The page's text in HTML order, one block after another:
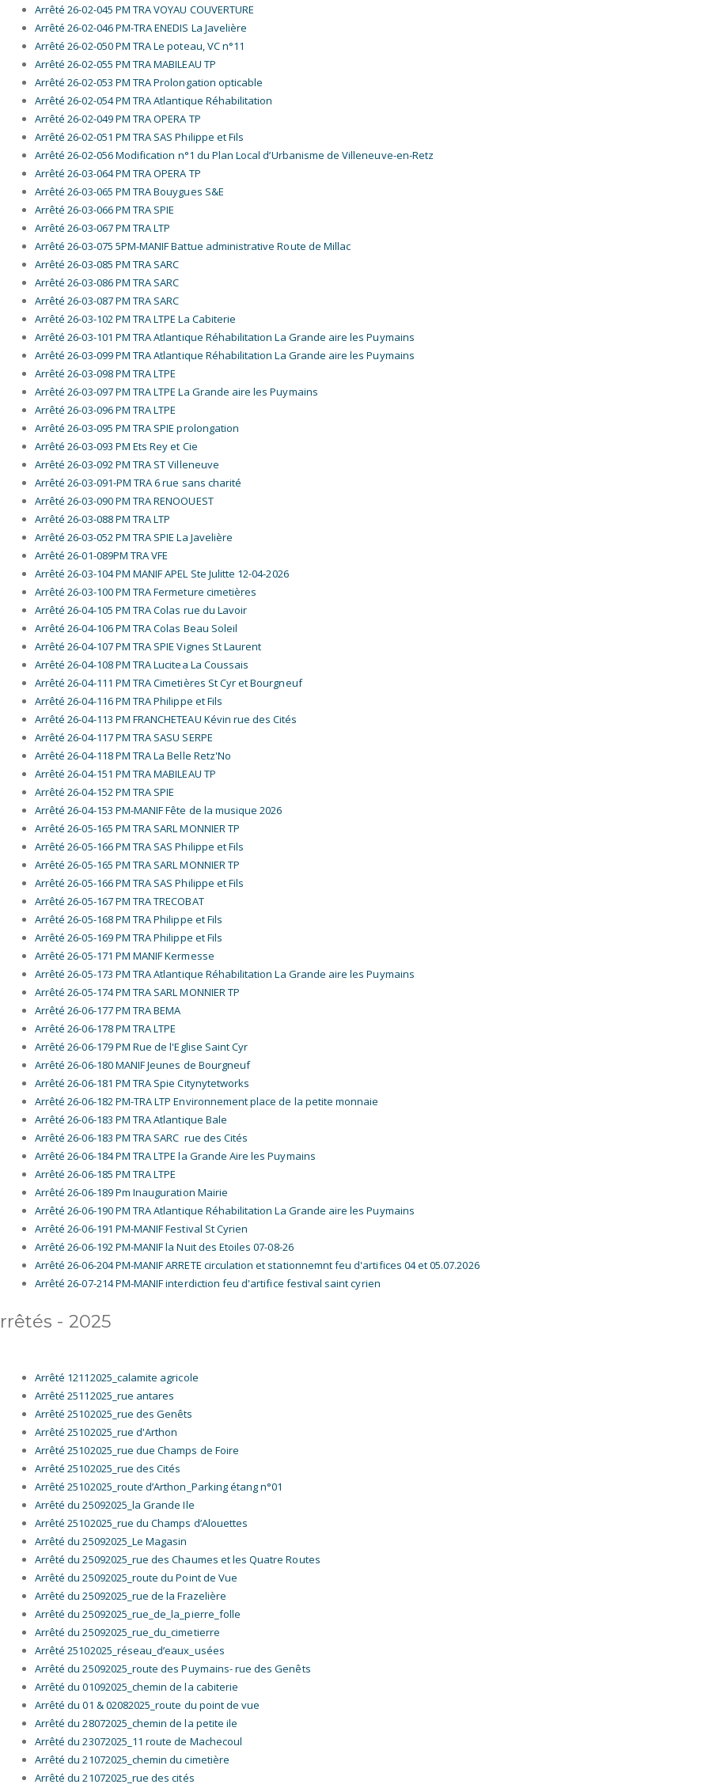
Arrêté 26-02-045 PM TRA VOYAU COUVERTURE
Arrêté 26-02-046 PM-TRA ENEDIS La Javelière
Arrêté 26-02-050 PM TRA Le poteau, VC n°11
Arrêté 26-02-055 PM TRA MABILEAU TP
Arrêté 26-02-053 PM TRA Prolongation opticable
Arrêté 26-02-054 PM TRA Atlantique Réhabilitation
Arrêté 26-02-049 PM TRA OPERA TP
Arrêté 26-02-051 PM TRA SAS Philippe et Fils
Arrêté 26-02-056 Modification n°1 du Plan Local d’Urbanisme de Villeneuve-en-Retz
Arrêté 26-03-064 PM TRA OPERA TP
Arrêté 26-03-065 PM TRA Bouygues S&E
Arrêté 26-03-066 PM TRA SPIE
Arrêté 26-03-067 PM TRA LTP
Arrêté 26-03-075 5PM-MANIF Battue administrative Route de Millac
Arrêté 26-03-085 PM TRA SARC
Arrêté 26-03-086 PM TRA SARC
Arrêté 26-03-087 PM TRA SARC
Arrêté 26-03-102 PM TRA LTPE La Cabiterie
Arrêté 26-03-101 PM TRA Atlantique Réhabilitation La Grande aire les Puymains
Arrêté 26-03-099 PM TRA Atlantique Réhabilitation La Grande aire les Puymains
Arrêté 26-03-098 PM TRA LTPE
Arrêté 26-03-097 PM TRA LTPE La Grande aire les Puymains
Arrêté 26-03-096 PM TRA LTPE
Arrêté 26-03-095 PM TRA SPIE prolongation
Arrêté 26-03-093 PM Ets Rey et Cie
Arrêté 26-03-092 PM TRA ST Villeneuve
Arrêté 26-03-091-PM TRA 6 rue sans charité
Arrêté 26-03-090 PM TRA RENOOUEST
Arrêté 26-03-088 PM TRA LTP
Arrêté 26-03-052 PM TRA SPIE La Javelière
Arrêté 26-01-089PM TRA VFE
Arrêté 26-03-104 PM MANIF APEL Ste Julitte 12-04-2026
Arrêté 26-03-100 PM TRA Fermeture cimetières
Arrêté 26-04-105 PM TRA Colas rue du Lavoir
Arrêté 26-04-106 PM TRA Colas Beau Soleil
Arrêté 26-04-107 PM TRA SPIE Vignes St Laurent
Arrêté 26-04-108 PM TRA Lucitea La Coussais
Arrêté 26-04-111 PM TRA Cimetières St Cyr et Bourgneuf
Arrêté 26-04-116 PM TRA Philippe et Fils
Arrêté 26-04-113 PM FRANCHETEAU Kévin rue des Cités
Arrêté 26-04-117 PM TRA SASU SERPE
Arrêté 26-04-118 PM TRA La Belle Retz'No
Arrêté 26-04-151 PM TRA MABILEAU TP
Arrêté 26-04-152 PM TRA SPIE
Arrêté 26-04-153 PM-MANIF Fête de la musique 2026
Arrêté 26-05-165 PM TRA SARL MONNIER TP
Arrêté 26-05-166 PM TRA SAS Philippe et Fils
Arrêté 26-05-165 PM TRA SARL MONNIER TP
Arrêté 26-05-166 PM TRA SAS Philippe et Fils
Arrêté 26-05-167 PM TRA TRECOBAT
Arrêté 26-05-168 PM TRA Philippe et Fils
Arrêté 26-05-169 PM TRA Philippe et Fils
Arrêté 26-05-171 PM MANIF Kermesse
Arrêté 26-05-173 PM TRA Atlantique Réhabilitation La Grande aire les Puymains
Arrêté 26-05-174 PM TRA SARL MONNIER TP
Arrêté 26-06-177 PM TRA BEMA
Arrêté 26-06-178 PM TRA LTPE
Arrêté 26-06-179 PM Rue de l'Eglise Saint Cyr
Arrêté 26-06-180 MANIF Jeunes de Bourgneuf
Arrêté 26-06-181 PM TRA Spie Citynytetworks
Arrêté 26-06-182 PM-TRA LTP Environnement place de la petite monnaie
Arrêté 26-06-183 PM TRA Atlantique Bale
Arrêté 26-06-183 PM TRA SARC rue des Cités
Arrêté 26-06-184 PM TRA LTPE la Grande Aire les Puymains
Arrêté 26-06-185 PM TRA LTPE
Arrêté 26-06-189 Pm Inauguration Mairie
Arrêté 26-06-190 PM TRA Atlantique Réhabilitation La Grande aire les Puymains
Arrêté 26-06-191 PM-MANIF Festival St Cyrien
Arrêté 26-06-192 PM-MANIF la Nuit des Etoiles 07-08-26
Arrêté 26-06-204 PM-MANIF ARRETE circulation et stationnemnt feu d'artifices 04 et 05.07.2026
Arrêté 26-07-214 PM-MANIF interdiction feu d'artifice festival saint cyrien
- 2025
Arrêté 12112025_calamite agricole
Arrêté 25112025_rue antares
Arrêté 25102025_rue des Genêts
Arrêté 25102025_rue d'Arthon
Arrêté 25102025_rue due Champs de Foire
Arrêté 25102025_rue des Cités
Arrêté 25102025_route d’Arthon_Parking étang n°01
Arrêté du 25092025_la Grande Ile
Arrêté 25102025_rue du Champs d’Alouettes
Arrêté du 25092025_Le Magasin
Arrêté du 25092025_rue des Chaumes et les Quatre Routes
Arrêté du 25092025_route du Point de Vue
Arrêté du 25092025_rue de la Frazelière
Arrêté du 25092025_rue_de_la_pierre_folle
Arrêté du 25092025_rue_du_cimetierre
Arrêté 25102025_réseau_d’eaux_usées
Arrêté du 25092025_route des Puymains- rue des Genêts
Arrêté du 01092025_chemin de la cabiterie
Arrêté du 01 & 02082025_route du point de vue
Arrêté du 28072025_chemin de la petite ile
Arrêté du 23072025_11 route de Machecoul
Arrêté du 21072025_chemin du cimetière
Arrêté du 21072025_rue des cités